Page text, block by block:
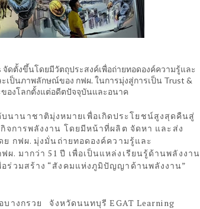
จัดตั้งขึ้นโดยมีวัตถุประสงค์เพื่อถ่ายทอดองค์ความรู้และ
ป็นภาพลักษณ์ของ กฟผ. ในการมุ่งสู่การเป็น Trust &
ของโลกตั้งแต่อดีตปัจจุบันและอนาค
นานาชาติมุ่งหมายเพื่อเกิดประโยชน์สูงสุดคืนสู่
จการพลังงาน โดยมีหน้าที่ผลิต จัดหา และส่ง
กฟผ. มุ่งมั่นถ่ายทอดองค์ความรู้และ
มากว่า 51 ปี เพื่อเป็นแหล่งเรียนรู้ด้านพลังงาน
ร่วมสร้าง “สังคมแห่งภูมิปัญญาด้านพลังงาน”
บางกรวย จังหวัดนนทบุรี EGAT Learning